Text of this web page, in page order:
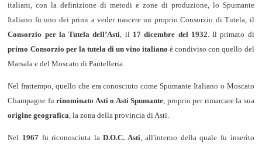
italiani, con la definizione di metodi e zone di produzione, lo Spumante
Italiano fu uno dei primi a veder nascere un proprio Consorzio di Tutela, il
Consorzio per la Tutela dell’Asti, il 17 dicembre del 1932. Il primato di
primo Consorzio per la tutela di un vino italiano è condiviso con quello del
Marsala e del Moscato di Pantelleria.
Nel frattempo, quello che era conosciuto come Spumante Italiano o Moscato
Champagne furinominato Asti o Asti Spumante, proprio per rimarcare la sua
origine geografica, la zona della provincia di Asti.
Nel 1967 fu riconosciuta laD.O.C. Asti, all'interno della quale fu inserito